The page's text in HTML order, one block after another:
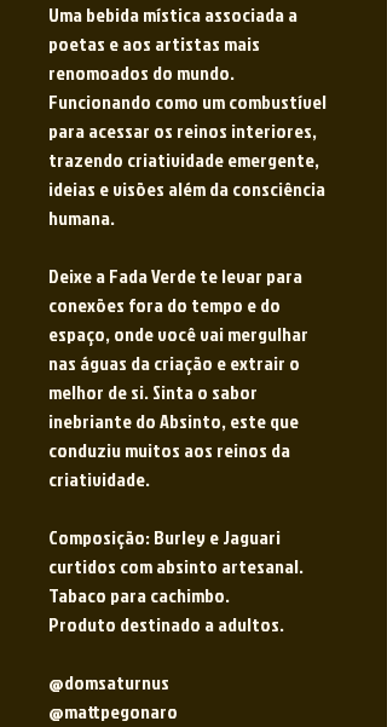
Uma bebida mística associada a
poetas e aos artistas mais
renomoados do mundo.
Funcionando como um combustível
para acessar os reinos interiores,
trazendo criatividade emergente,
ideias e visões além da consciência
humana.
Deixe a Fada Verde te levar para
conexões fora do tempo e do
espaço, onde você vai mergulhar
nas águas da criação e extrair o
melhor de si. Sinta o sabor
inebriante do Absinto, este que
conduziu muitos aos reinos da
criatividade.
Composição: Burley e Jaguari
curtidos com absinto artesanal.
Tabaco para cachimbo.
Produto destinado a adultos.
@domsaturnus
@mattpegonaro